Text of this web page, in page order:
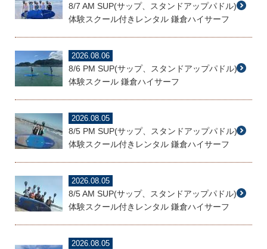
8/7 AM SUP(サップ、スタンドアップパドル)
体験スクール付きレンタル 鎌倉ハイサーフ
2026.08.06
8/6 PM SUP(サップ、スタンドアップパドル)
体験スクール 鎌倉ハイサーフ
2026.08.05
8/5 PM SUP(サップ、スタンドアップパドル)
体験スクール付きレンタル 鎌倉ハイサーフ
2026.08.05
8/5 AM SUP(サップ、スタンドアップパドル)
体験スクール付きレンタル 鎌倉ハイサーフ
2026.08.05